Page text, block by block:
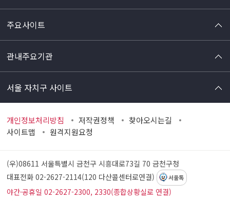
주요사이트
관내주요기관
서울 자치구 사이트
개인정보처리방침 저작권정책
찾아오시는길
사이트맵
원격지원요청
(우)08611 서울특별시 금천구 시흥대로73길 70금천구청
대표전화 02-2627-2114(120 다산콜센터로연결)
서울톡
야간·공휴일 02-2627-2300, 2330(종합상황실로 연결)